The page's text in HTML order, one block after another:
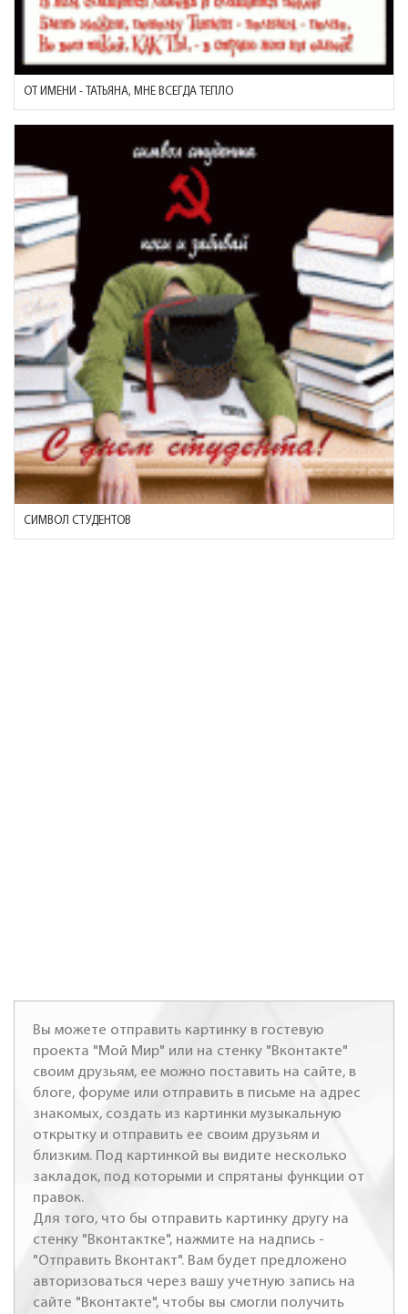
ОТ ИМЕНИ - ТАТЬЯНА, МНЕ ВСЕГДА ТЕПЛО
СИМВОЛ СТУДЕНТОВ
Вы можете отправить картинку в гостевую
проекта "Мой Мир" или на стенку "Вконтакте"
своим друзьям, ее можно поставить на сайте, в
блоге, форуме или отправить в письме на адрес
знакомых, создать из картинки музыкальную
открытку и отправить ее своим друзьям и
близким. Под картинкой вы видите несколько
закладок, под которыми и спрятаны функции от
правок.
Для того, что бы отправить картинку другу на
стенку "Вконтактке", нажмите на надпись -
"Отправить Вконтакт". Вам будет предложено
авторизоваться через вашу учетную запись на
сайте "Вконтакте", чтобы вы смогли получить